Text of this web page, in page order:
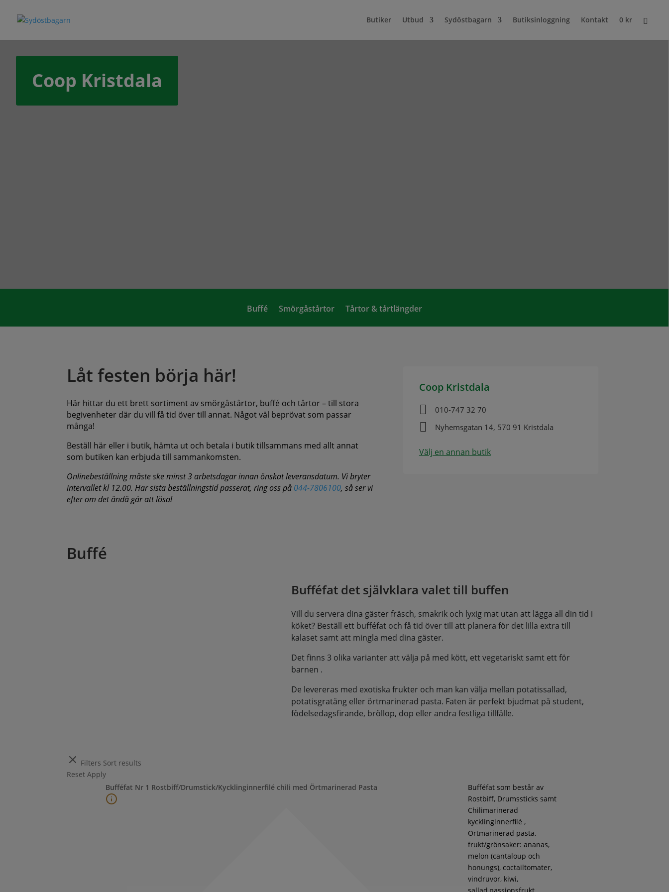
Butiker Utbud Sydöstbagarn Butiksinloggning Kontakt 0 kr
Coop Kristdala
Buffé Smörgåstårtor Tårtor & tårtlängder
Låt festen börja här!
Här hittar du ett brett sortiment av smörgåstårtor, buffé och tårtor – till stora
begivenheter där du vill få tid över till annat. Något väl beprövat som passar
många!
Beställ här eller i butik, hämta ut och betala i butik tillsammans med allt annat
som butiken kan erbjuda till sammankomsten.
Onlinebeställning måste ske minst 3 arbetsdagar innan önskat leveransdatum. Vi bryter
intervallet kl 12.00. Har sista beställningstid passerat, ring oss på 044-7806100, så ser vi
efter om det ändå går att lösa!
Coop Kristdala
 010-747 32 70
 Nyhemsgatan 14, 570 91 Kristdala
Välj en annan butik
Buffé
Bufféfat det självklara valet till buffen
Vill du servera dina gäster fräsch, smakrik och lyxig mat utan att lägga all din tid i
köket? Beställ ett bufféfat och få tid över till att planera för det lilla extra till
kalaset samt att mingla med dina gäster.
Det finns 3 olika varianter att välja på med kött, ett vegetariskt samt ett för
barnen .
De levereras med exotiska frukter och man kan välja mellan potatissallad,
potatisgratäng eller örtmarinerad pasta. Faten är perfekt bjudmat på student,
födelsedagsfirande, bröllop, dop eller andra festliga tillfälle.
Filters Sort results
ResetApply
Bufféfat Nr 1 Rostbiff/Drumstick/Kycklinginnerfilé chili med Örtmarinerad Pasta
Bufféfat som består av
Rostbiff, Drumssticks samt
Chilimarinerad
kycklinginnerfilé ,
Örtmarinerad pasta,
frukt/grönsaker: ananas,
melon (cantaloup och
honungs), coctailtomater,
vindruvor, kiwi,
sallad,passionsfrukt,